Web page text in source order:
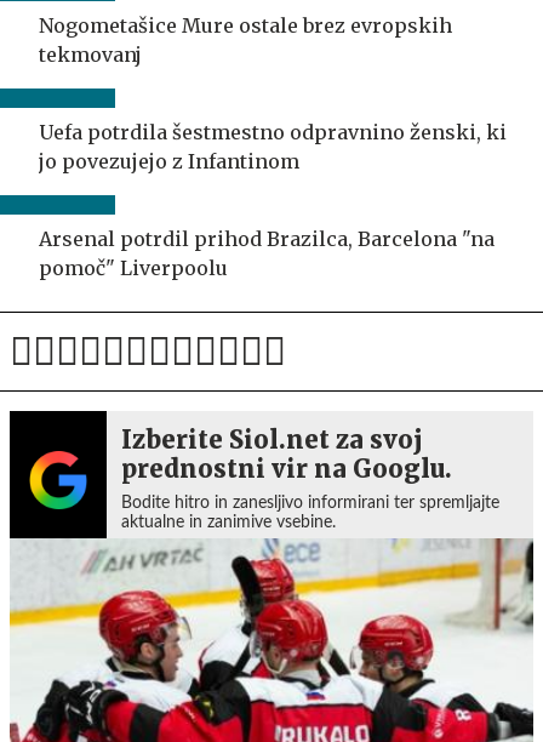
Nogometašice Mure ostale brez evropskih
tekmovanj
Uefa potrdila šestmestno odpravnino ženski, ki
jo povezujejo z Infantinom
Arsenal potrdil prihod Brazilca, Barcelona "na
pomoč" Liverpoolu
Izberite Siol.net za svoj
prednostni vir na Googlu.
Bodite hitro in zanesljivo informirani ter spremljajte
aktualne in zanimive vsebine.